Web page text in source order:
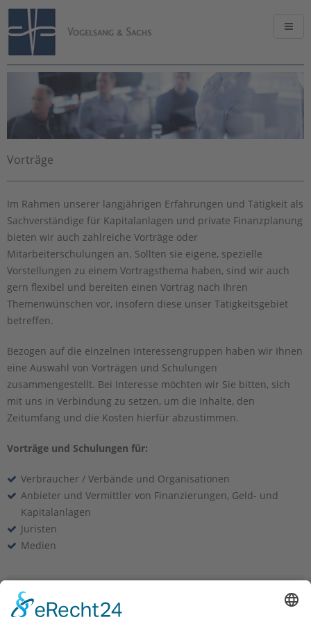
Vorträge
Im Rahmen unserer langjährigen Erfahrungen und Tätigkeit als
Sachverständige für Kapitalanlagen und private Finanzplanung
bieten wir auch zahlreiche Vorträge oder
Mitarbeiterschulungen an. Sollten sie eigene, spezielle
Vorstellungen zu einem Vortragsthema haben, sind wir auch
gern flexibel und bereiten einen Vortrag nach Ihren
Themenwünschen vor, insofern diese unser Tätigkeitsgebiet
betreffen.
Bezogen auf die einzelnen Interessengruppen haben wir Ihnen
eine Auswahl von Vorträgen und Schulungen
zusammengestellt. Bei Interesse möchten wir Sie bitten, sich
mit uns in Verbindung zu setzen, um die Inhalte, den
Zeitumfang und die Kosten hierfür abzustimmen.
Vorträge und Schulungen für:
Verbraucher / Verbände und Organisationen
Anbieter und Vermittler von Finanzierungen, Geld- und
Kapitalanlagen
Juristen
Medien
Gutachten